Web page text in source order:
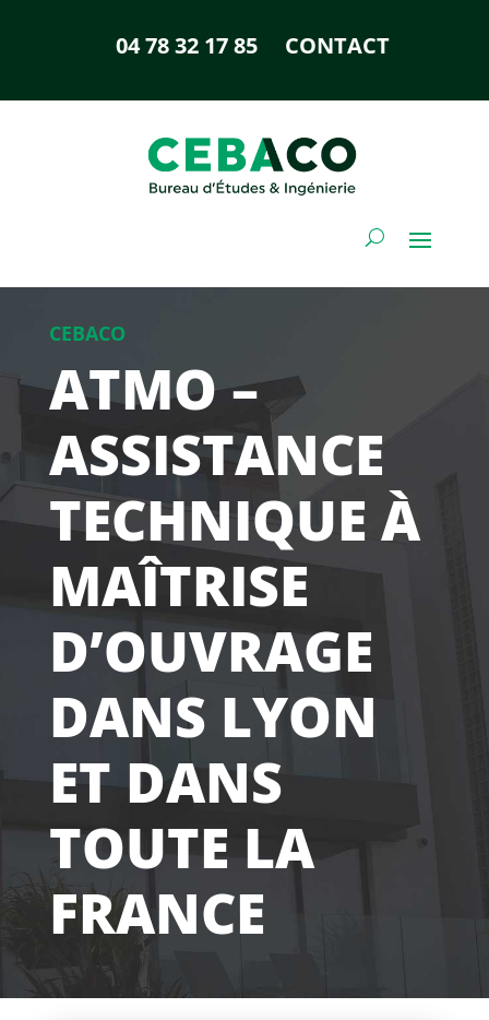
04 78 32 17 85 CONTACT
CEBACO
ATMO –
ASSISTANCE
TECHNIQUE À
MAÎTRISE
D’OUVRAGE
DANS LYON
ET DANS
TOUTE LA
FRANCE